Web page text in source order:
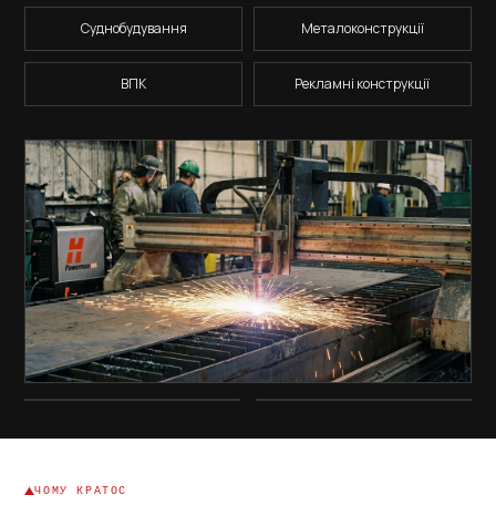
Суднобудування Металоконструкції
ВПК Рекламні конструкції
ЧОМУ КРАТОС